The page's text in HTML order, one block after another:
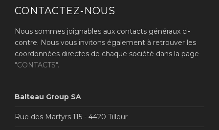
CONTACTEZ-NOUS
Nous sommes joignables aux contacts généraux ci-
contre. Nous vous invitons également à retrouver les
coordonnées directes de chaque société dans la page
"CONTACTS".
Balteau Group SA
Rue des Martyrs 115 - 4420 Tilleur